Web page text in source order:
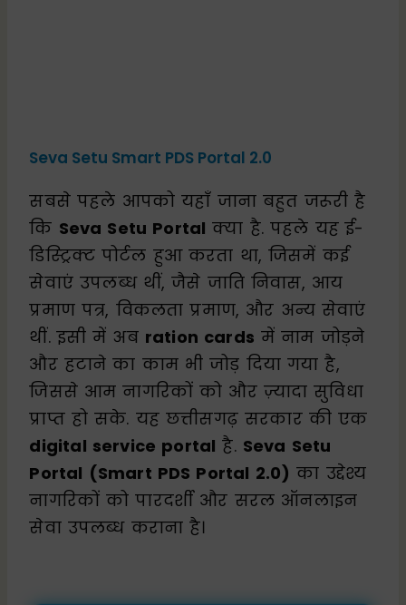
Seva Setu Smart PDS Portal 2.0
सबसे पहले आपको यहाँ जाना बहुत जरूरी है
कि Seva Setu Portal क्या है. पहले यह ई-
डिस्ट्रिक्ट पोर्टल हुआ करता था, जिसमें कई
सेवाएं उपलब्ध थीं, जैसे जाति निवास, आय
प्रमाण पत्र, विकलता प्रमाण, और अन्य सेवाएं
थीं. इसी में अब ration cards में नाम जोड़ने
और हटाने का काम भी जोड़ दिया गया है,
जिससे आम नागरिकों को और ज़्यादा सुविधा
प्राप्त हो सके. यह छत्तीसगढ़ सरकार की एक
digital service portal है. Seva Setu
Portal (Smart PDS Portal 2.0) का उद्देश्य
नागरिकों को पारदर्शी और सरल ऑनलाइन
सेवा उपलब्ध कराना है।